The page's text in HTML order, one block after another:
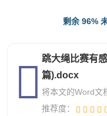
是女生吗？跳那么多
着。有人忍不住，大
停了下来。最终的结
20多个，这是质的飞跃
剩余 96%
跳大绳比赛有
篇).docx
将本文的Word文
推荐度：